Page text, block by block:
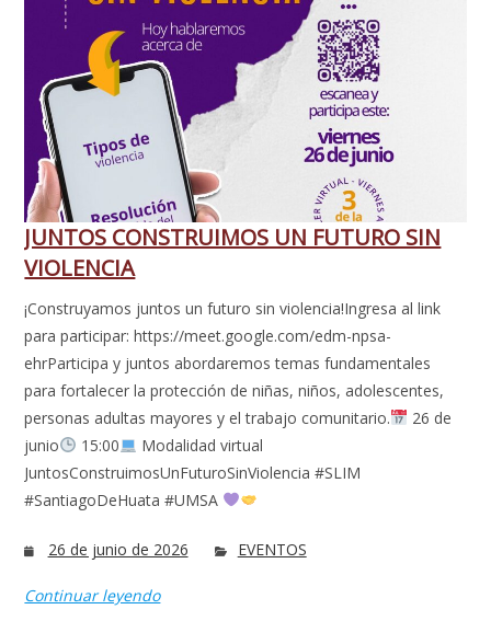
JUNTOS CONSTRUIMOS UN FUTURO SIN
VIOLENCIA
¡Construyamos juntos un futuro sin violencia!Ingresa al link
para participar: https://meet.google.com/edm-npsa-
ehrParticipa y juntos abordaremos temas fundamentales
para fortalecer la protección de niñas, niños, adolescentes,
personas adultas mayores y el trabajo comunitario.
26 de
junio
15:00
Modalidad virtual
JuntosConstruimosUnFuturoSinViolencia #SLIM
#SantiagoDeHuata #UMSA
26 de junio de 2026 EVENTOS
Continuar leyendo